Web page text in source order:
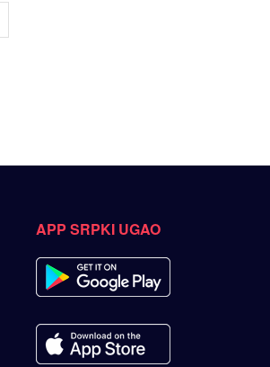
APP SRPKI UGAO